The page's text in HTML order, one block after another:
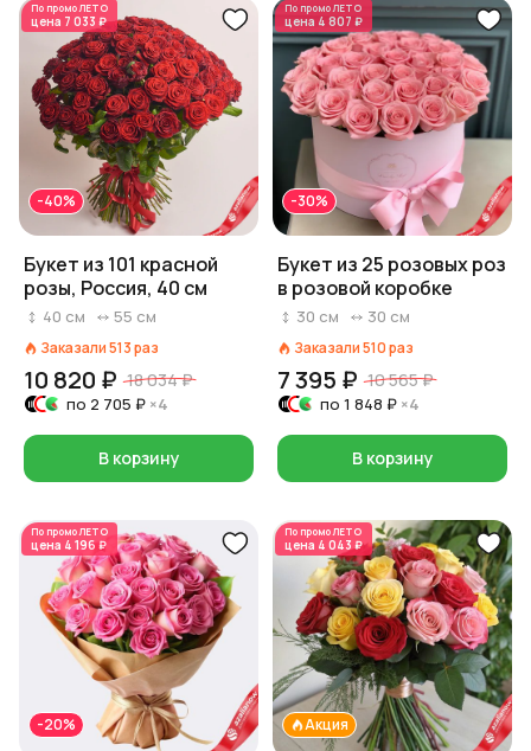
По промоЛЕТО
цена 7 033 ₽
-40%
Букет из 101 красной
розы, Россия, 40 см
40 см 55 см
Заказали513раз
10 820 ₽ 18 034 ₽
по 2 705 ₽ ×4
В корзину
По промоЛЕТО
цена 4 807 ₽
-30%
Букет из 25 розовых роз
в розовой коробке
30 см 30 см
Заказали510раз
7 395 ₽ 10 565 ₽
по 1 848 ₽ ×4
В корзину
По промоЛЕТО
цена 4 196 ₽
-20%
По промоЛЕТО
цена 4 043 ₽
Акция